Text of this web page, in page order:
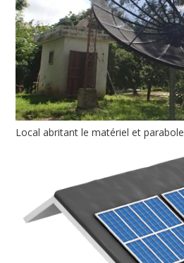
Local abritant le matériel et parabole